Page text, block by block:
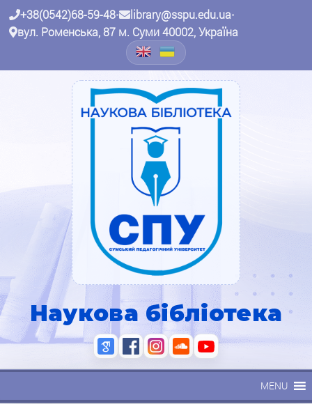
+38(0542)68-59-48• library@sspu.edu.ua•
вул. Роменська, 87 м. Суми 40002, Україна
Наукова бібліотека
MENU